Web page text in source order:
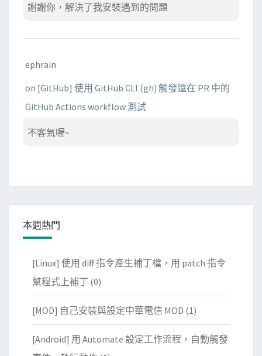
謝謝你，解決了我安裝遇到的問題
ephrain
on [GitHub] 使用 GitHub CLI (gh) 觸發還在 PR 中的
GitHub Actions workflow 測試
不客氣喔~
本週熱門
[Linux] 使用 diff 指令產生補丁檔，用 patch 指令
幫程式上補丁 (0)
[MOD] 自己安裝與設定中華電信 MOD (1)
[Android] 用 Automate 設定工作流程，自動觸發